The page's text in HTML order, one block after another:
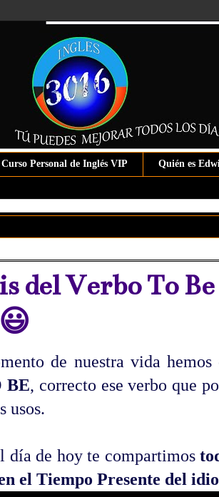
Curso Personal de Inglés VIP Quién es
del Verbo To
de nuestra vida hemos
BE, correcto ese verbo que
usos.
día de hoy te compartimos
el Tiempo Presente del